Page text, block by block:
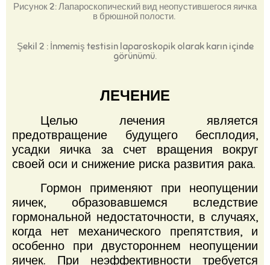
Рисунок 2: Лапароскопический вид неопустившегося яичка
в брюшной полости.
Şekil 2 : İnmemiş testisin laparoskopik olarak karın içinde
görünümü.
ЛЕЧЕНИЕ
Целью лечения является
предотвращение будущего бесплодия,
усадки яичка за счет вращения вокруг
своей оси и снижение риска развития рака.
Гормон применяют при неопущении
яичек, образовавшемся вследствие
гормональной недостаточности, в случаях,
когда нет механического препятствия, и
особенно при двустороннем неопущении
яичек. При неэффективности требуется